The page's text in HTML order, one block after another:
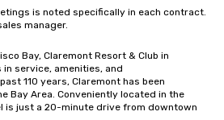
client
team
everything
to
event
is noted specifically in each contract.
manager.
Bay, Claremont Resort & Club in
service, amenities, and
110 years, Claremont has been
Bay Area. Conveniently located in the
is just a 20-minute drive from downtown